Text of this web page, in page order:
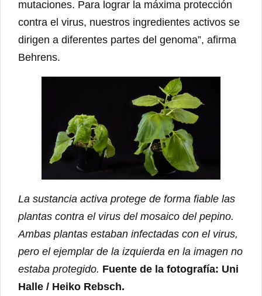
mutaciones. Para lograr la máxima protección
contra el virus, nuestros ingredientes activos se
dirigen a diferentes partes del genoma”, afirma
Behrens.
La sustancia activa protege de forma fiable las
plantas contra el virus del mosaico del pepino.
Ambas plantas estaban infectadas con el virus,
pero el ejemplar de la izquierda en la imagen no
estaba protegido. Fuente de la fotografía: Uni
Halle / Heiko Rebsch.